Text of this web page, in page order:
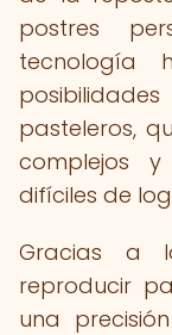
postres
tecnología
pasteleros,
complejos
difíciles de
Gracias a
reproducir
una